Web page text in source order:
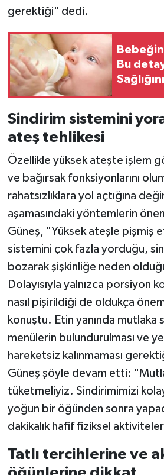
gerektiği" dedi.
Bu
Sindirim sistemini
ateş tehlikesi
Özellikle yüksek ateşte işlem
ve bağırsak fonksiyonlarını
rahatsızlıklara yol açtığına
aşamasındaki yöntemlerin
Güneş, "Yüksek ateşle pişmiş
sistemini çok fazla yorduğu,
bozarak şişkinliğe neden
Dolayısıyla yalnızca porsiyon
nasıl pişirildiği de oldukça
konuştu. Etin yanında mutlaka
menülerin bulundurulması ve
hareketsiz kalınmaması
Güneş şöyle devam etti:
tüketmeliyiz. Sindirimimizi
yoğun bir öğünden sonra
dakikalık hafif fiziksel
Tatlı tercihlerine ve